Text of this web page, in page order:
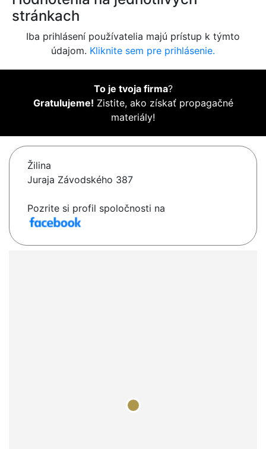
stránkach
Iba prihlásení používatelia majú prístup k týmto
údajom. Kliknite sem pre prihlásenie.
To je tvoja firma?
Gratulujeme! Zistite, ako získať propagačné
materiály!
Žilina
Juraja Závodského 387
Pozrite si profil spoločnosti na